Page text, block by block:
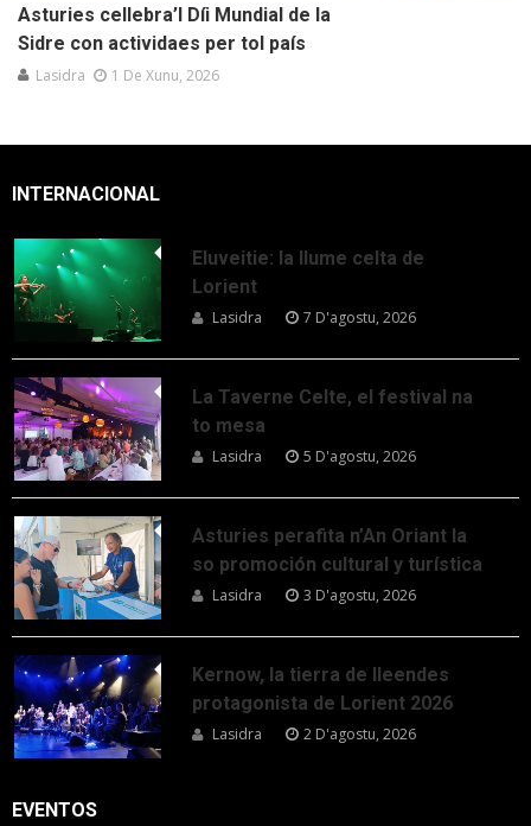
Asturies cellebra’l Díi Mundial de la
Sidre con actividaes per tol país
Lasidra 1 De Xunu, 2026
INTERNACIONAL
Eluveitie: la llume celta de
Lorient
Lasidra 7 D'agostu, 2026
La Taverne Celte, el festival na
to mesa
Lasidra 5 D'agostu, 2026
Asturies perafita n’An Oriant la
so promoción cultural y turística
Lasidra 3 D'agostu, 2026
Kernow, la tierra de lleendes
protagonista de Lorient 2026
Lasidra 2 D'agostu, 2026
EVENTOS